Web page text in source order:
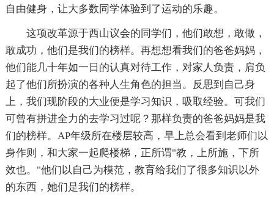
自由健身，让大多数同学体验到了运动的乐趣。
这项改革源于西山议会的同学们，他们敢想，敢做，
敢成功，他们是我们的榜样。再想想看我们的爸爸妈妈，
他们能几十年如一日的认真对待工作，对家人负责，肩负
起了他们所扮演的各种人生角色的担当。反思到自己身
上，我们现阶段的大业便是学习知识，吸取经验。可我们
可曾有拼进全力的去学习过呢？那样负责的爸爸妈妈是我
们的榜样。AP年级所在楼层较高，早上总会看到老师们以
身作则，和大家一起爬楼梯，正所谓"教，上所施，下所
效也。"他们以自己为模范，教育给我们了很多知识以外
的东西，她们是我们的榜样。